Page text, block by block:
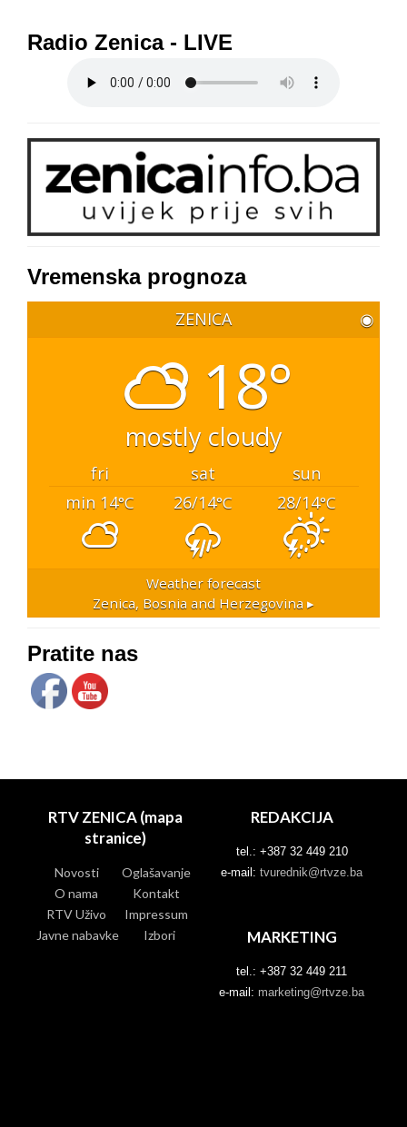
Radio Zenica - LIVE
Vremenska prognoza
ZENICA ◉
18°
mostly cloudy
fri sat
sun
min 14°C 26/14°C 28/14°C
Weather forecast
Zenica, Bosnia and Herzegovina ▸
Pratite nas
RTV ZENICA (mapa
stranice)
Novosti
Oglašavanje
O nama
Kontakt
RTV Uživo
Impressum
Javne nabavke
Izbori
REDAKCIJA
tel.: +387 32 449 210
e-mail: tvurednik@rtvze.ba
MARKETING
tel.: +387 32 449 211
e-mail: marketing@rtvze.ba